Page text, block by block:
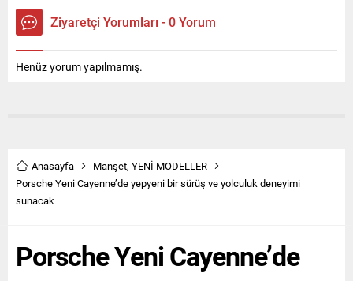
Ziyaretçi Yorumları - 0 Yorum
Henüz yorum yapılmamış.
Anasayfa Manşet, YENİ MODELLER
Porsche Yeni Cayenne’de yepyeni bir sürüş ve yolculuk deneyimi
sunacak
Porsche Yeni Cayenne’de